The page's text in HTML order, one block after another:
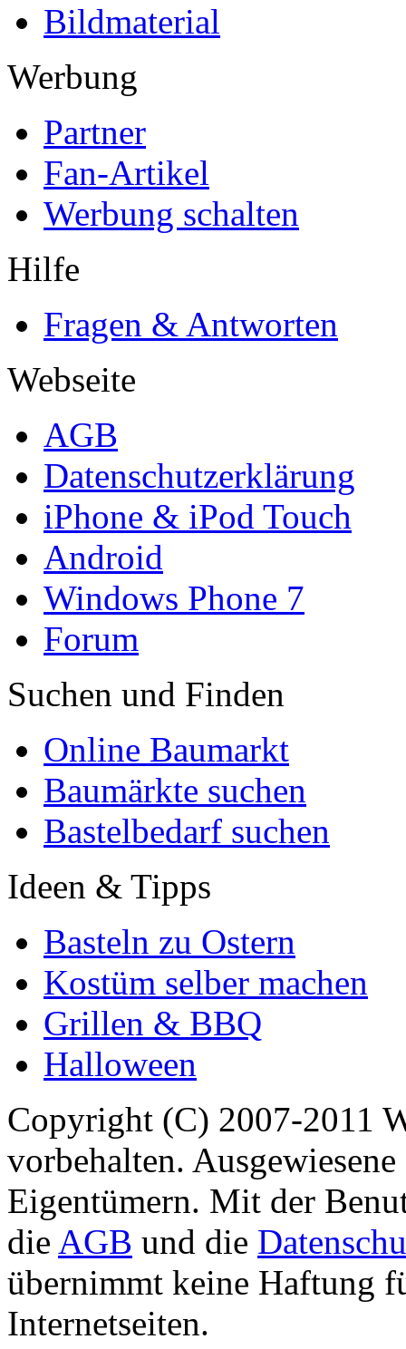
Bildmaterial
Werbung
Partner
Fan-Artikel
Werbung schalten
Hilfe
Fragen & Antworten
Webseite
AGB
Datenschutzerklärung
iPhone & iPod Touch
Android
Windows Phone 7
Forum
Suchen und Finden
Online Baumarkt
Baumärkte suchen
Bastelbedarf suchen
Ideen & Tipps
Basteln zu Ostern
Kostüm selber machen
Grillen & BBQ
Halloween
Copyright (C) 2007-2011
vorbehalten.
Eigentümern. Mit der
die AGB und die
übernimmt keine Haftung
Internetseiten.